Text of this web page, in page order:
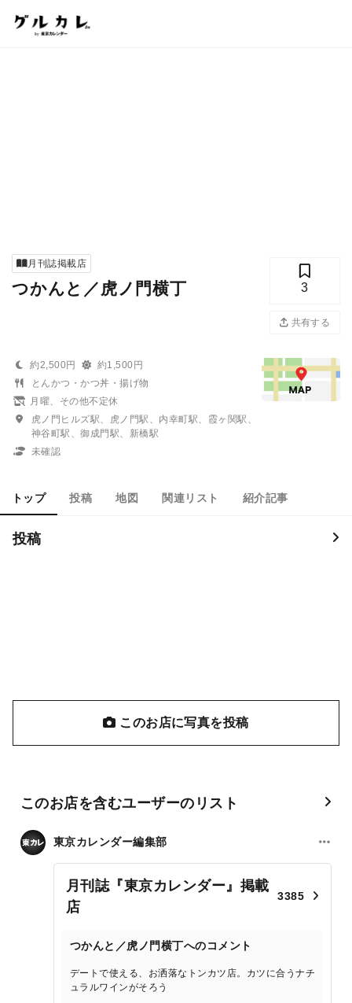
月刊誌掲載店
つかんと／虎ノ門横丁 3
共有する
約2,500円
約1,500円
とんかつ・かつ丼・揚げ物
月曜、その他不定休
虎ノ門ヒルズ駅、虎ノ門駅、内幸町駅、霞ヶ関駅、
神谷町駅、御成門駅、新橋駅
未確認
トップ 投稿 地図 関連リスト 紹介記事
投稿
このお店に写真を投稿
このお店を含むユーザーのリスト
東京カレンダー編集部
月刊誌『東京カレンダー』掲載
店
3385
つかんと／虎ノ門横丁へのコメント
デートで使える、お洒落なトンカツ店。カツに合うナチ
ュラルワインがそろう